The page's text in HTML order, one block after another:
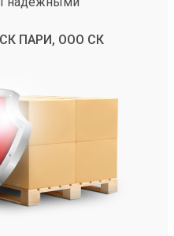
ПАРИ, ООО СК